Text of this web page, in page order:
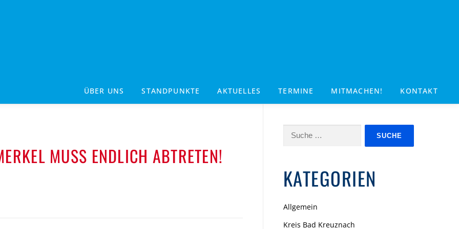
ÜBER UNS STANDPUNKTE AKTUELLES TERMINE MITMACHEN! KONTAKT
MUSS ENDLICH ABTRETEN!
Suche
KATEGORIEN
Allgemein
Kreis Bad Kreuznach